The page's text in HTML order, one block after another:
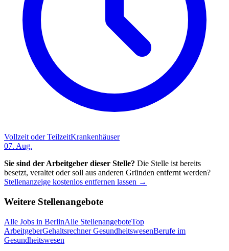
Vollzeit oder TeilzeitKrankenhäuser
07. Aug.
Sie sind der Arbeitgeber dieser Stelle? Die Stelle ist bereits
besetzt, veraltet oder soll aus anderen Gründen entfernt werden?
Stellenanzeige kostenlos entfernen lassen →
Weitere Stellenangebote
Alle Jobs in BerlinAlle StellenangeboteTop
ArbeitgeberGehaltsrechner GesundheitswesenBerufe im
Gesundheitswesen